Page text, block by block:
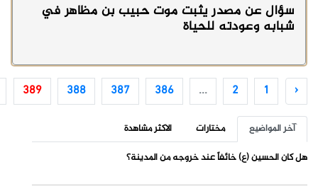
سؤال عن مصدر يثبت موت حبيب بن مظاهر في
شبابه وعودته للحياة
‹
1
2
...
386
387
388
389
آخر المواضيع مختارات
الاكثر مشاهدة
هل كان الحسين (ع) خائفاً عند خروجه من المدينة؟